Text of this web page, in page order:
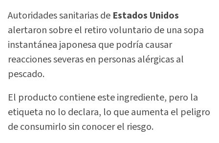
Autoridades sanitarias de Estados Unidos
alertaron sobre el retiro voluntario de una sopa
instantánea japonesa que podría causar
reacciones severas en personas alérgicas al
pescado.
El producto contiene este ingrediente, pero la
etiqueta no lo declara, lo que aumenta el peligro
de consumirlo sin conocer el riesgo.